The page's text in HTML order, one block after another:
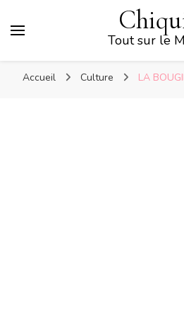
Tout sur le
Accueil Culture LA